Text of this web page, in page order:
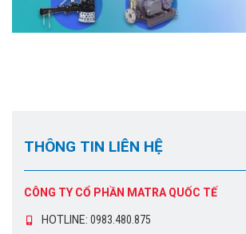
THÔNG TIN LIÊN HỆ
CÔNG TY CỔ PHẦN MATRA QUỐC TẾ
HOTLINE: 0983.480.875